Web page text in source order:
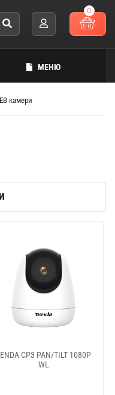
0
МЕНЮ
камери
CP3 PAN/TILT 1080P
WL